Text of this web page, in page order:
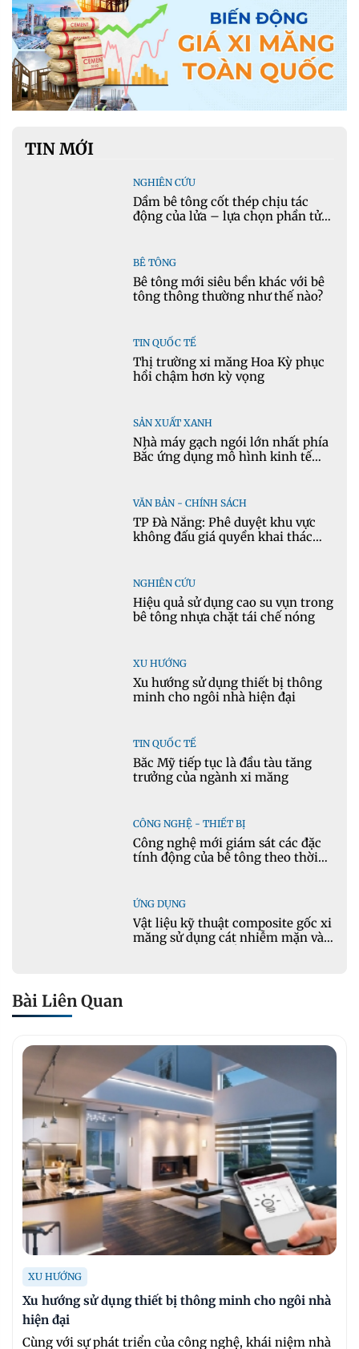
TIN MỚI
NGHIÊN CỨU
Dầm bê tông cốt thép chịu tác
động của lửa – lựa chọn phần tử
BÊ TÔNG
Bê tông mới siêu bền khác với bê
tông thông thường như thế nào?
TIN QUỐC TẾ
Thị trường xi măng Hoa Kỳ phục
hồi chậm hơn kỳ vọng
SẢN XUẤT XANH
Nhà máy gạch ngói lớn nhất phía
Bắc ứng dụng mô hình kinh tế
VĂN BẢN - CHÍNH SÁCH
TP Đà Nẵng: Phê duyệt khu vực
không đấu giá quyền khai thác
NGHIÊN CỨU
Hiệu quả sử dụng cao su vụn trong
bê tông nhựa chặt tái chế nóng
XU HƯỚNG
Xu hướng sử dụng thiết bị thông
minh cho ngôi nhà hiện đại
TIN QUỐC TẾ
Bắc Mỹ tiếp tục là đầu tàu tăng
trưởng của ngành xi măng
CÔNG NGHỆ - THIẾT BỊ
Công nghệ mới giám sát các đặc
tính động của bê tông theo thời
ỨNG DỤNG
Vật liệu kỹ thuật composite gốc xi
măng sử dụng cát nhiễm mặn và
Bài Liên Quan
XU HƯỚNG
Xu hướng sử dụng thiết bị thông minh cho ngôi nhà
hiện đại
Cùng với sự phát triển của công nghệ, khái niệm nhà